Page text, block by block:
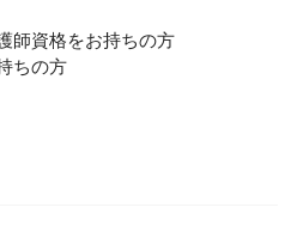
師資格をお持ちの方
ちの方